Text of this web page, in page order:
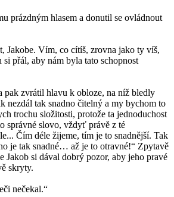
prázdným hlasem a donutil se ovládnout
Jakobe. Vím, co cítíš, zrovna jako ty víš,
přál, aby nám byla tato schopnost
pak zvrátil hlavu k obloze, na níž bledly
nezdál tak snadno čitelný a my bychom to
trochu složitosti, protože ta jednoduchost
správné slovo, vždyť právě z té
Čím déle žijeme, tím je to snadnější. Tak
je tak snadné… až je to otravné!“ Zpytavě
Jakob si dával dobrý pozor, aby jeho pravé
skryty.
nečekal.“